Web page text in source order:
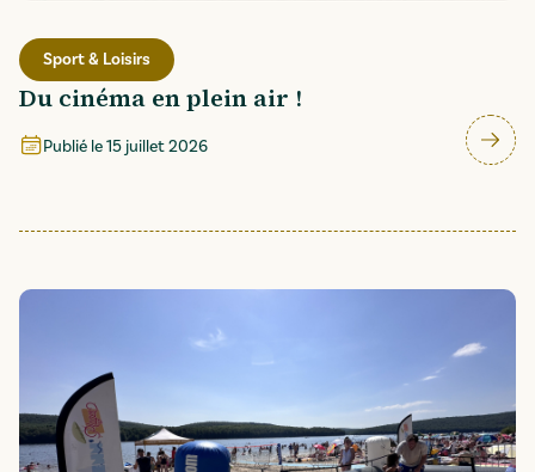
Sport & Loisirs
Du cinéma en plein air !
Publié le15 juillet 2026